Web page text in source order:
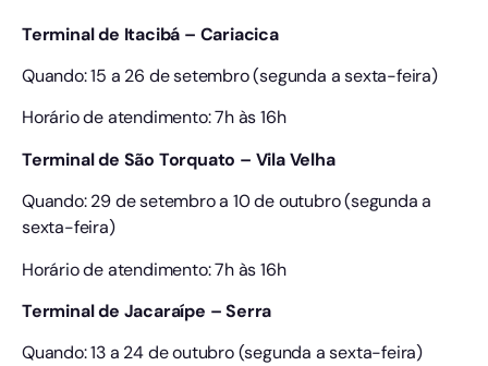
Terminal de Itacibá – Cariacica
Quando: 15 a 26 de setembro (segunda a sexta-feira)
Horário de atendimento: 7h às 16h
Terminal de São Torquato – Vila Velha
Quando: 29 de setembro a 10 de outubro (segunda a
sexta-feira)
Horário de atendimento: 7h às 16h
Terminal de Jacaraípe – Serra
Quando: 13 a 24 de outubro (segunda a sexta-feira)